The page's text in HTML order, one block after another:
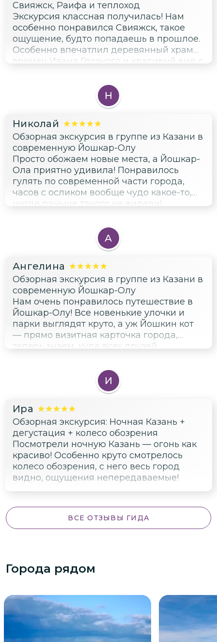
Свияжск, Раифа и теплоход
Экскурсия классная получилась! Нам
особенно понравился Свияжск, такое
ощущение, будто попадаешь в прошлое.
Особенно впечатлил деревянный храм
времен Ивана Грозного и красивый вид с
Н
Николай
Обзорная экскурсия в группе из Казани в
современную Йошкар-Олу
Просто обожаем новые места, а Йошкар-
Ола приятно удивила! Понравилось
гулять по современной части города,
часов с осликом вообще чудо какое-то,
нигде раньше такого не видели!
А
Ангелина
Обзорная экскурсия в группе из Казани в
современную Йошкар-Олу
Нам очень понравилось путешествие в
Йошкар-Олу! Все новенькие улочки и
парки выглядят круто, а уж Йошкин кот
— прямо визитная карточка города,
теперь знаем, куда всех друзей
И
Ира
Обзорная экскурсия: Ночная Казань +
дегустация + колесо обозрения
Посмотрели ночную Казань — огонь как
красиво! Особенно круто смотрелось
колесо обозрения, с него весь город
видно, ощущения непередаваемые!
ВСЕ ОТЗЫВЫ ГИДА
Города рядом